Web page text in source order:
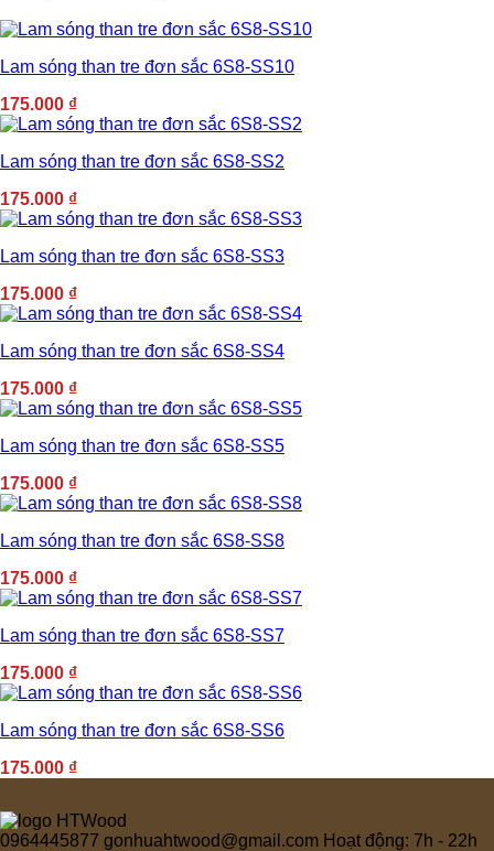
Lam sóng than tre đơn sắc 6S8-SS10
175.000 ₫
Lam sóng than tre đơn sắc 6S8-SS2
175.000 ₫
Lam sóng than tre đơn sắc 6S8-SS3
175.000 ₫
Lam sóng than tre đơn sắc 6S8-SS4
175.000 ₫
Lam sóng than tre đơn sắc 6S8-SS5
175.000 ₫
Lam sóng than tre đơn sắc 6S8-SS8
175.000 ₫
Lam sóng than tre đơn sắc 6S8-SS7
175.000 ₫
Lam sóng than tre đơn sắc 6S8-SS6
175.000 ₫
0964445877 gonhuahtwood@gmail.com Hoạt động: 7h - 22h